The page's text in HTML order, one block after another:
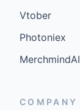
Vtober
Photoniex
MerchmindAI
COMPANY